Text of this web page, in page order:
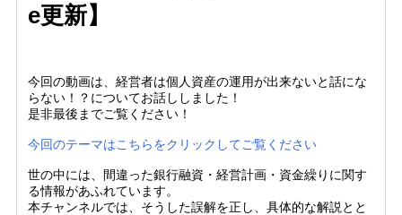
e更新】
今回の動画は、経営者は個人資産の運用が出来ないと話にな
らない！？についてお話ししました！
是非最後までご覧ください！
今回のテーマはこちらをクリックしてご覧ください
世の中には、間違った銀行融資・経営計画・資金繰りに関す
る情報があふれています。
本チャンネルでは、そうした誤解を正し、具体的な解説とと